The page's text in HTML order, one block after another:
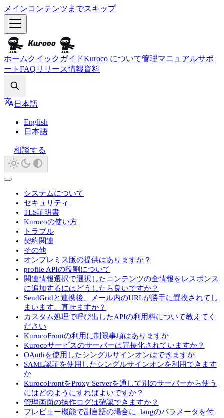
メインコンテンツまでスキップ
ホーム クイックガイドKuroco について管理マニュアルサポ
ート FAQ リリース情報資料
日本語
English
日本語
相談する
システムについて
セキュリティ
TLS証明書
Kurocoの使い方
トラブル
契約関連
その他
オンプレミス版の提供はありますか？
profile APIの役割について
関連情報選択で選択したコンテンツの全情報をレスポンス
に追加するにはどうしたら良いですか？
SendGridと連携後、メール内のURLが勝手に置換されてし
まいます。直せますか？
カスタム処理で呼び出したAPIの利用料について教えてく
ださい
KurocoFrontの利用に制限事項はありますか
Kurocoサービスのサーバーは冗長化されていますか？
OAuthを使用したシングルサインオンはできますか
SAML認証を使用したシングルサインオンを利用できます
か
KurocoFrontをProxy Serverを通して別のサーバーから使う
にはどのようにすればよいですか？
管理画面の操作ログは確認できますか？
プレビュー機能で副言語の場合に_langのパラメータを付